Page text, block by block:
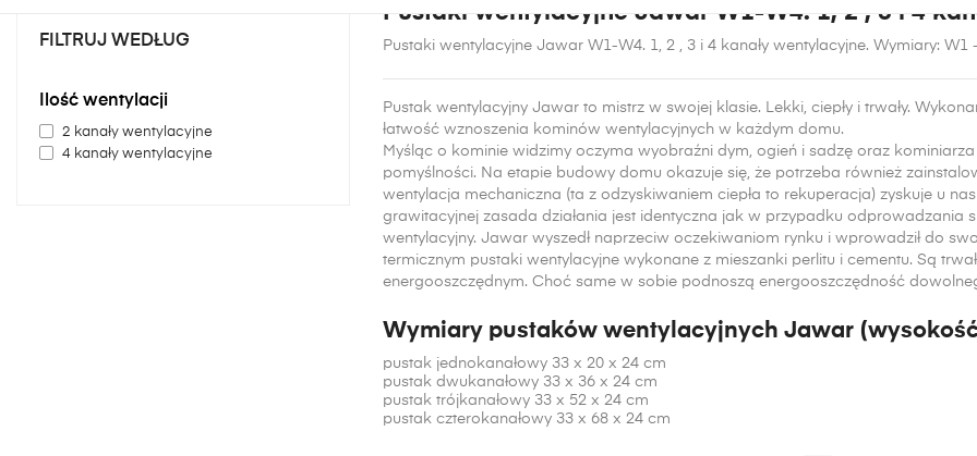
FILTRUJ WEDŁUG
Ilość wentylacji
2 kanały wentylacyjne
4 kanały wentylacyjne
Pustaki wentylacyjne Jawar W1-W4. 1, 2 , 3 i 4
Pustaki wentylacyjne Jawar W1-W4. 1, 2 , 3 i 4 kanały wentylacyjne. Wymiary: W1
Pustak wentylacyjny Jawar to mistrz w swojej klasie. Lekki, ciepły i trwały.
łatwość wznoszenia kominów wentylacyjnych w każdym domu.
Myśląc o kominie widzimy oczyma wyobraźni dym, ogień i sadzę oraz
pomyślności. Na etapie budowy domu okazuje się, że potrzeba również
wentylacja mechaniczna (ta z odzyskiwaniem ciepła to rekuperacja) zyskuje u
grawitacyjnej zasada działania jest identyczna jak w przypadku odprowadzania
wentylacyjny. Jawar wyszedł naprzeciw oczekiwaniom rynku i wprowadził do
termicznym pustaki wentylacyjne wykonane z mieszanki perlitu i cementu. Są
energooszczędnym. Choć same w sobie podnoszą energooszczędność
Wymiary pustaków wentylacyjnych Jawar (wysokość
pustak jednokanałowy 33 x 20 x 24 cm
pustak dwukanałowy 33 x 36 x 24 cm
pustak trójkanałowy 33 x 52 x 24 cm
pustak czterokanałowy 33 x 68 x 24 cm